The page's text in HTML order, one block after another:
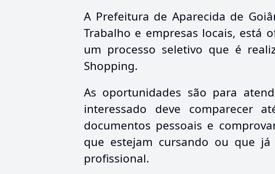
A Prefeitura de Aparecida de
Trabalho e empresas locais, está
um processo seletivo que é
Shopping.
As oportunidades são para
interessado deve comparecer
documentos pessoais e
que estejam cursando ou que
profissional.